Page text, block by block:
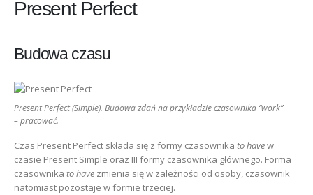
Present Perfect
Budowa czasu
Present Perfect (Simple). Budowa zdań na przykładzie czasownika “work”
– pracować.
Czas Present Perfect składa się z formy czasownika to havew
czasie Present Simple oraz III formy czasownika głównego. Forma
czasownika to have zmienia się w zależności od osoby, czasownik
natomiast pozostaje w formie trzeciej.